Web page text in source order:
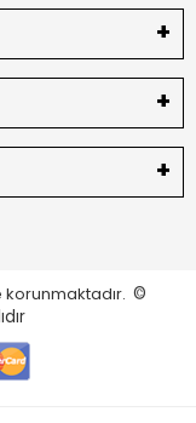
korunmaktadır. ©